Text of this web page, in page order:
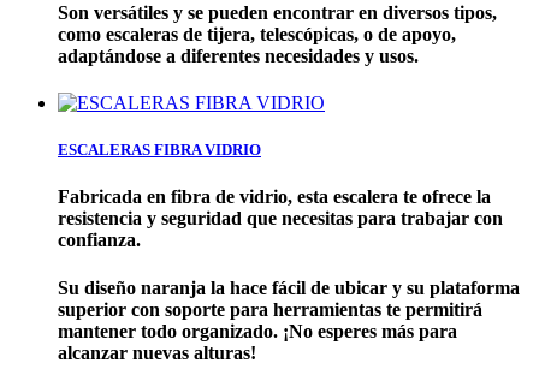
Son versátiles y se pueden encontrar en diversos tipos,
como escaleras de tijera, telescópicas, o de apoyo,
adaptándose a diferentes necesidades y usos.
ESCALERAS FIBRA VIDRIO
Fabricada en fibra de vidrio, esta escalera te ofrece la
resistencia y seguridad que necesitas para trabajar con
confianza.
Su diseño naranja la hace fácil de ubicar y su plataforma
superior con soporte para herramientas te permitirá
mantener todo organizado. ¡No esperes más para
alcanzar nuevas alturas!